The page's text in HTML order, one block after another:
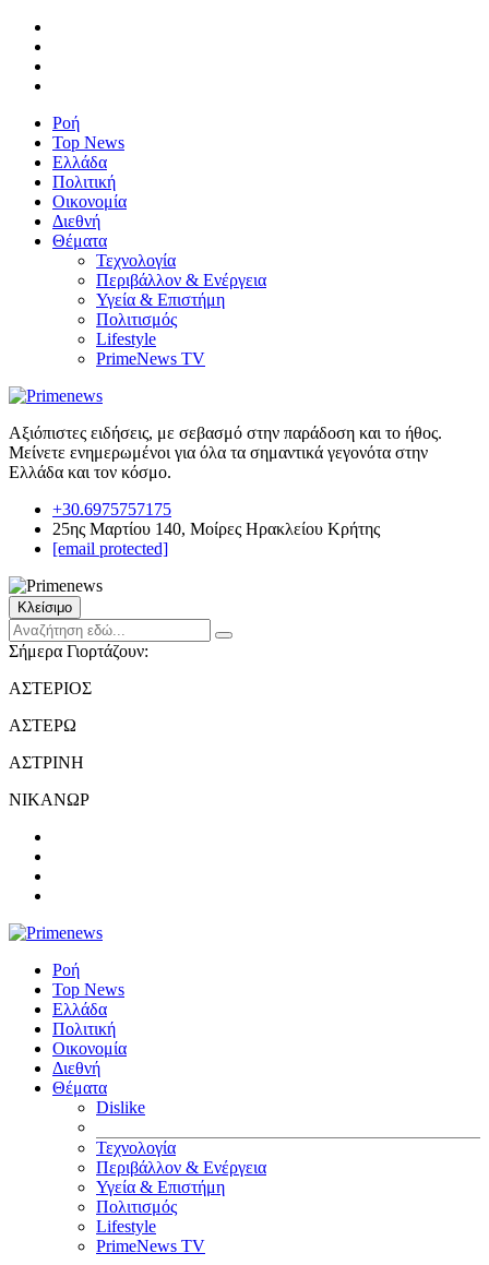
Ροή
Top News
Ελλάδα
Πολιτική
Οικονομία
Διεθνή
Θέματα
Τεχνολογία
Περιβάλλον & Ενέργεια
Υγεία & Επιστήμη
Πολιτισμός
Lifestyle
PrimeNews TV
Αξιόπιστες ειδήσεις, με σεβασμό στην παράδοση και το ήθος.
Μείνετε ενημερωμένοι για όλα τα σημαντικά γεγονότα στην
Ελλάδα και τον κόσμο.
+30.6975757175
25ης Μαρτίου 140, Μοίρες Ηρακλείου Κρήτης
[email protected]
Κλείσιμο
Σήμερα Γιορτάζουν:
ΑΣΤΕΡΙΟΣ
ΑΣΤΕΡΩ
ΑΣΤΡΙΝΗ
ΝΙΚΑΝΩΡ
Ροή
Top News
Ελλάδα
Πολιτική
Οικονομία
Διεθνή
Θέματα
Dislike
Τεχνολογία
Περιβάλλον & Ενέργεια
Υγεία & Επιστήμη
Πολιτισμός
Lifestyle
PrimeNews TV